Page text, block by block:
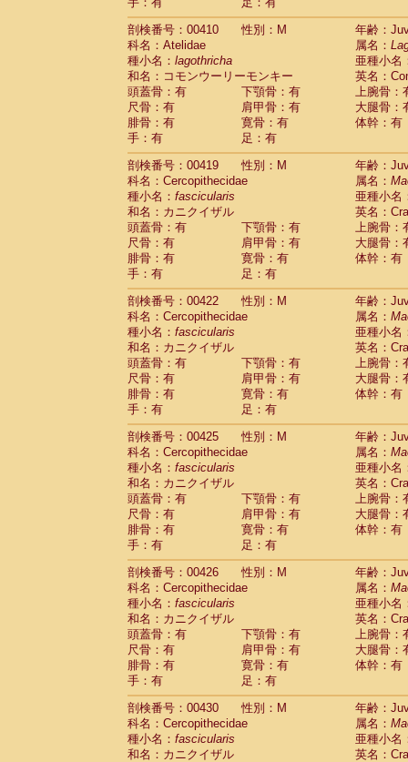
剖検番号：00410
性別：M
年齢：
科名：Atelidae
属名：
種小名： lagothricha
亜種小名
和名：コモンウーリーモンキー
英名：
頭蓋骨：有
下顎骨：有
上腕骨：
尺骨：有
肩甲骨：有
大腿骨：
腓骨：有
寛骨：有
体幹：有
手：有
足：有
剖検番号：00419
性別：M
年齢：
科名：Cercopithecidae
属名：
種小名： fascicularis
亜種小名
和名：カニクイザル
英名：
頭蓋骨：有
下顎骨：有
上腕骨：
尺骨：有
肩甲骨：有
大腿骨：
腓骨：有
寛骨：有
体幹：有
手：有
足：有
剖検番号：00422
性別：M
年齢：
科名：Cercopithecidae
属名：
種小名： fascicularis
亜種小名
和名：カニクイザル
英名：
頭蓋骨：有
下顎骨：有
上腕骨：
尺骨：有
肩甲骨：有
大腿骨：
腓骨：有
寛骨：有
体幹：有
手：有
足：有
剖検番号：00425
性別：M
年齢：
科名：Cercopithecidae
属名：
種小名： fascicularis
亜種小名
和名：カニクイザル
英名：
頭蓋骨：有
下顎骨：有
上腕骨：
尺骨：有
肩甲骨：有
大腿骨：
腓骨：有
寛骨：有
体幹：有
手：有
足：有
剖検番号：00426
性別：M
年齢：
科名：Cercopithecidae
属名：
種小名： fascicularis
亜種小名
和名：カニクイザル
英名：
頭蓋骨：有
下顎骨：有
上腕骨：
尺骨：有
肩甲骨：有
大腿骨：
腓骨：有
寛骨：有
体幹：有
手：有
足：有
剖検番号：00430
性別：M
年齢：
科名：Cercopithecidae
属名：
種小名： fascicularis
亜種小名
和名：カニクイザル
英名：